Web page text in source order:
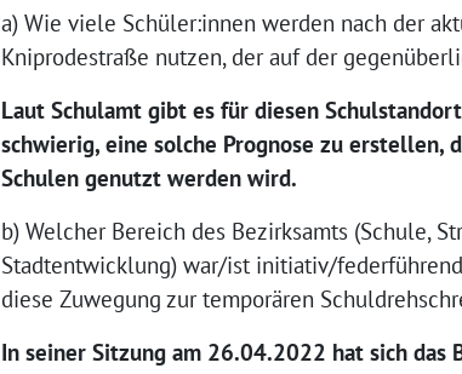
a) Wie viele Schüler:innen werden nach der
Kniprodestraße nutzen, der auf der
Laut Schulamt gibt es für diesen
schwierig, eine solche Prognose zu erstellen,
Schulen genutzt werden wird.
b) Welcher Bereich des Bezirksamts (Schule,
Stadtentwicklung) war/ist initiativ/
diese Zuwegung zur temporären
In seiner Sitzung am 26.04.2022 hat sich das